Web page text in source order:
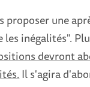
proposer une
inégalités".
devront
Il s'agira